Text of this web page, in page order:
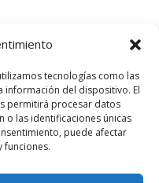
tecnologías como las
información del dispositivo. El
permitirá procesar datos
o las identificaciones únicas
puede afectar
funciones.